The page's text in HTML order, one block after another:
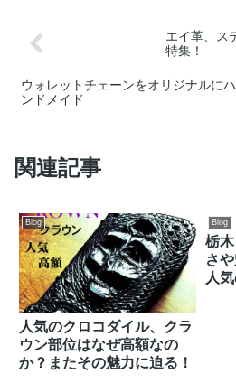
エイ革、ス
特集！
ウォレットチェーンをオリジナルにハ
ンドメイド
関連記事
Blog
人気のクロコダイル、クラ
ウン部位はなぜ高額なの
か？またその魅力に迫る！
Blog
栃
さ
人